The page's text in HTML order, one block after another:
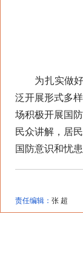
为扎实做好
泛开展形式多
场积极开展国
民众讲解，居
国防意识和忧
责任编辑： 张 超